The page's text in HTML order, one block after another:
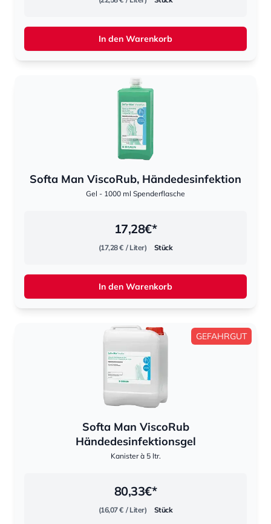
In den Warenkorb
Softa Man ViscoRub, Händedesinfektion
Gel - 1000 ml Spenderflasche
17,28€*
(17,28 € / Liter) Stück
In den Warenkorb
GEFAHRGUT
Softa Man ViscoRub
Händedesinfektionsgel
Kanister à 5 ltr.
80,33€*
(16,07 € / Liter) Stück